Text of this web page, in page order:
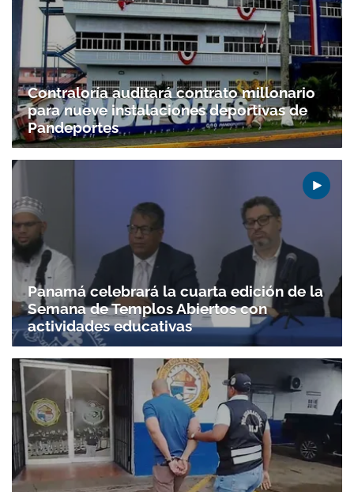
Contraloría auditará contrato millonario
para nueve instalaciones deportivas de
Pandeportes
Panamá celebrará la cuarta edición de la
Semana de Templos Abiertos con
actividades educativas